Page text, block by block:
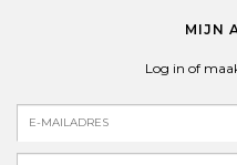
MIJN
Log in of